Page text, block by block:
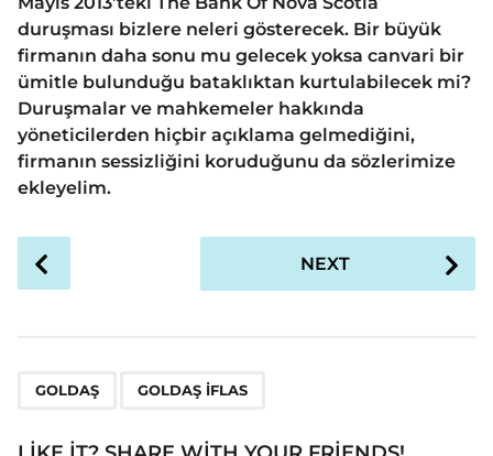
duruşması bizlere neleri gösterecek. Bir büyük
firmanın daha sonu mu gelecek yoksa canvari bir
ümitle bulunduğu bataklıktan kurtulabilecek mi?
Duruşmalar ve mahkemeler hakkında
yöneticilerden hiçbir açıklama gelmediğini,
firmanın sessizliğini koruduğunu da sözlerimize
ekleyelim.
o
NEXT
GOLDAŞ GOLDAŞ IFLAS